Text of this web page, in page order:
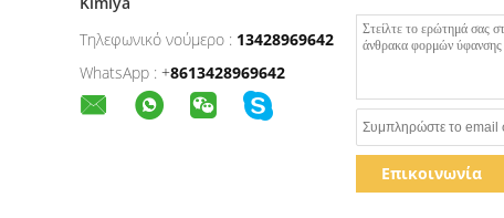
Τηλεφωνικό νούμερο : 13428969642
WhatsApp : +8613428969642
Επικοινωνία